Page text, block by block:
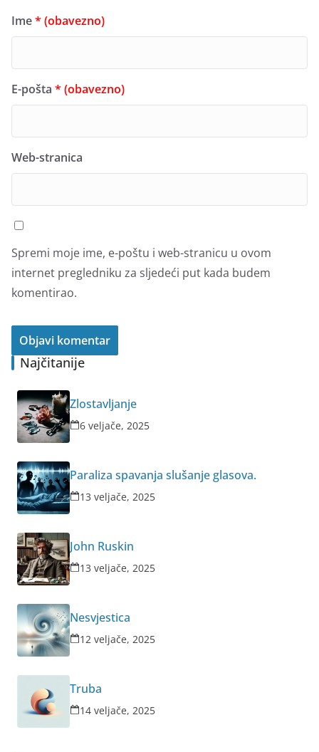
Ime* (obavezno)
E-pošta * (obavezno)
Web-stranica
Spremi moje ime, e-poštu i web-stranicu u ovom
internet pregledniku za sljedeći put kada budem
komentirao.
Najčitanije
Zlostavljanje
6 veljače, 2025
Paraliza spavanja slušanje glasova.
13 veljače, 2025
John Ruskin
13 veljače, 2025
Nesvjestica
12 veljače, 2025
Truba
14 veljače, 2025